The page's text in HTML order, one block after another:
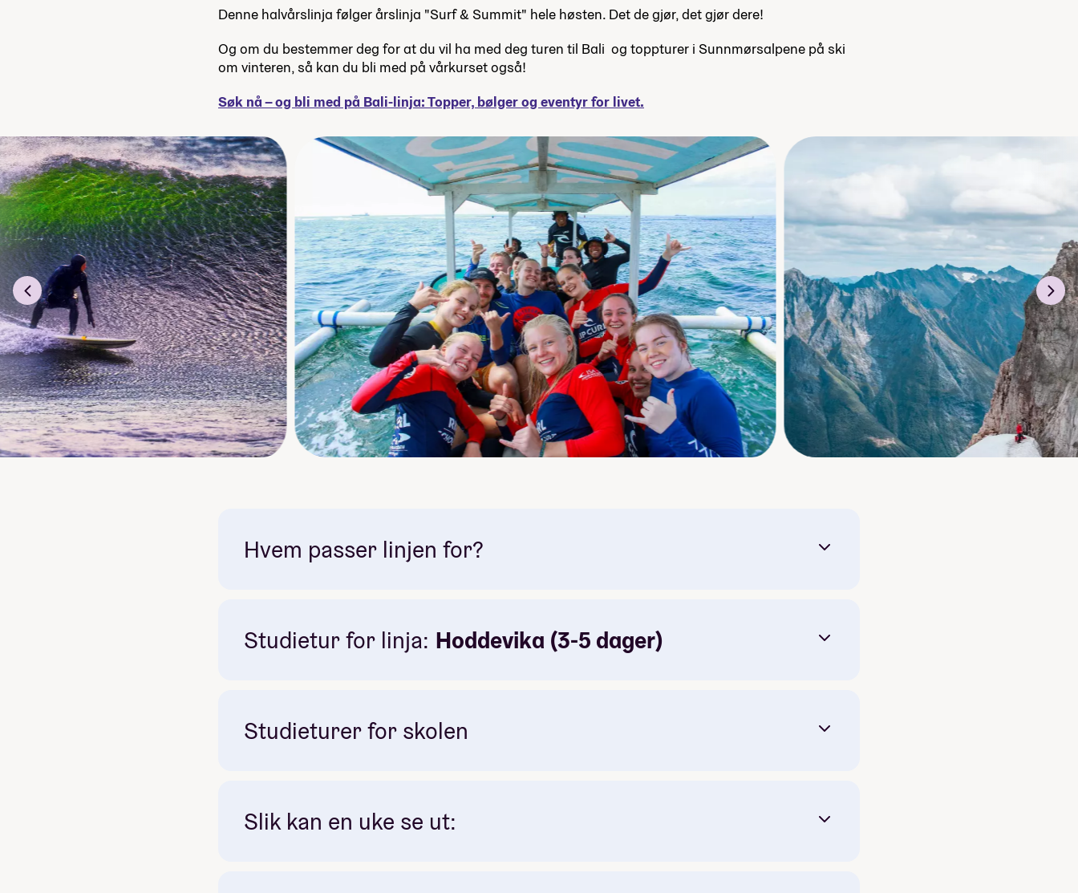
Denne halvårslinja følger årslinja "Surf & Summit" hele høsten. Det de gjør, det gjør dere!
Og om du bestemmer deg for at du vil ha med deg turen til Bali og toppturer i Sunnmørsalpene på ski
om vinteren, så kan du bli med på vårkurset også!
Søk nå – og bli med på Bali-linja: Topper, bølger og eventyr for livet.
Hvem passer linjen for?
Studietur for linja: Hoddevika (3-5 dager)
Studieturer for skolen
Slik kan en uke se ut: